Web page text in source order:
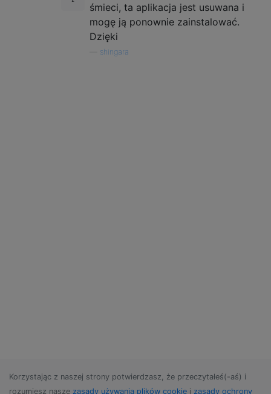
śmieci, ta aplikacja jest usuwana i
mogę ją ponownie zainstalować.
Dzięki
shingara
Korzystając z naszej strony potwierdzasz, że przeczytałeś(-aś) i
rozumiesz nasze zasady używania plików cookie i zasady ochrony